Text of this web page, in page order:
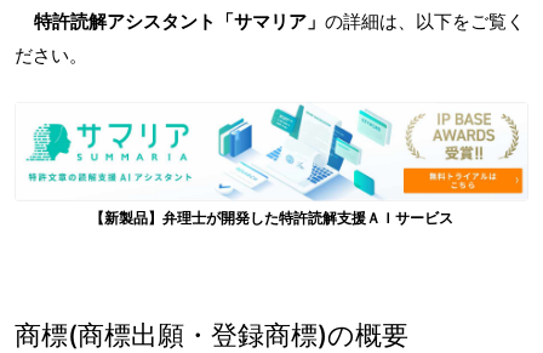
特許読解アシスタント「サマリア」 の詳細は、以下をご覧く
ださい。
【新製品】弁理士が開発した特許読解支援ＡＩサービス
商標(商標出願・登録商標)の概要